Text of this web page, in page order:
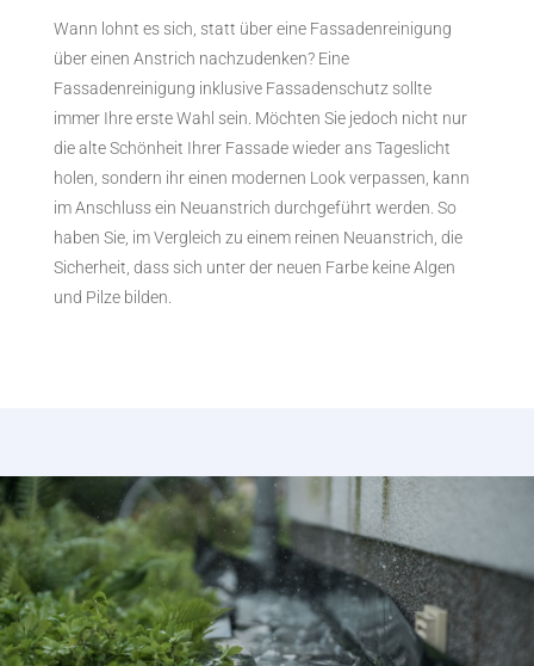
Wann lohnt es sich, statt über eine Fassadenreinigung
über einen Anstrich nachzudenken? Eine
Fassadenreinigung inklusive Fassadenschutz sollte
immer Ihre erste Wahl sein. Möchten Sie jedoch nicht nur
die alte Schönheit Ihrer Fassade wieder ans Tageslicht
holen, sondern ihr einen modernen Look verpassen, kann
im Anschluss ein Neuanstrich durchgeführt werden. So
haben Sie, im Vergleich zu einem reinen Neuanstrich, die
Sicherheit, dass sich unter der neuen Farbe keine Algen
und Pilze bilden.